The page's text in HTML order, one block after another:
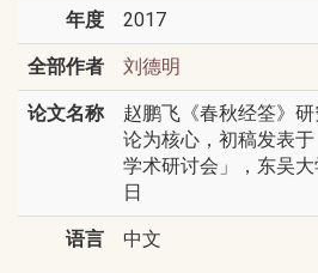
年度 2017
全部作者 刘德明
论文名称
赵鹏飞《春秋经筌》
论为核心，初稿发表
学术研讨会」，东吴
日
语言 中文